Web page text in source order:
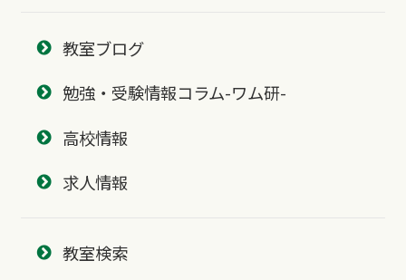
教室ブログ
勉強・受験情報コラム-ワム研-
高校情報
求人情報
教室検索